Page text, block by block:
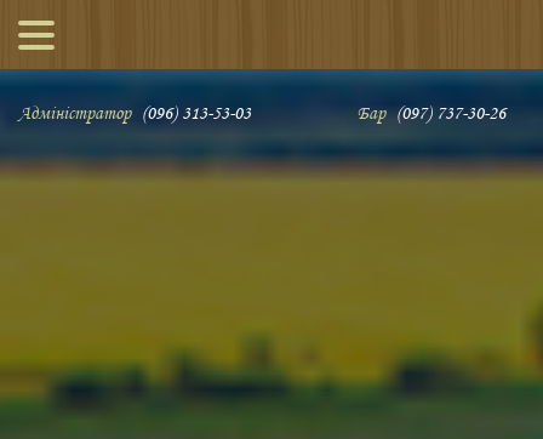
Адміністратор (096) 313-53-03 Бар (097) 737-30-26